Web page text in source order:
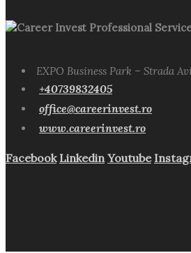
Career Invest Professional
EXPO Business Park – Strada
+40739832405
office@careerinvest.ro
www.careerinvest.ro
Facebook Linkedin Youtube